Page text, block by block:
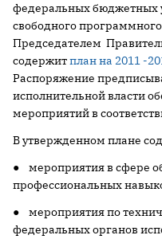
федеральных бюджетных
свободного
Председателем
содержитплан на 2011 -
Распоряжение
исполнительной власти
мероприятий в
В утвержденном плане
● мероприятия в сфере
профессиональных
● мероприятия по
федеральных органов